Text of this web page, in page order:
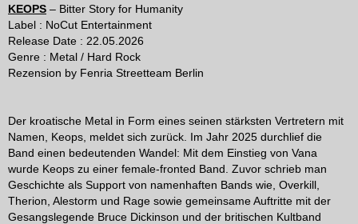
i
t
r
g
KEOPS – Bitter Story for Humanity
Label : NoCut Entertainment
Release Date : 22.05.2026
Genre : Metal / Hard Rock
Rezension by Fenria Streetteam Berlin
Der kroatische Metal in Form eines seinen stärksten Vertretern mit
Namen, Keops, meldet sich zurück. Im Jahr 2025 durchlief die
Band einen bedeutenden Wandel: Mit dem Einstieg von Vana
wurde Keops zu einer female-fronted Band. Zuvor schrieb man
Geschichte als Support von namenhaften Bands wie, Overkill,
Therion, Alestorm und Rage sowie gemeinsame Auftritte mit der
Gesangslegende Bruce Dickinson und der britischen Kultband